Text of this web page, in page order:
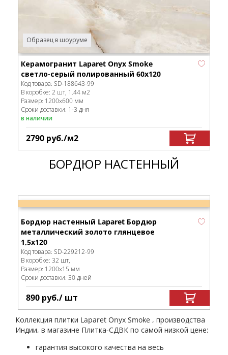
Образец в шоуруме
Керамогранит Laparet Onyx Smoke
светло-серый полированный 60x120
Код товара: SD-188643-99
В коробке: 2 шт, 1.44 м2
Размер: 1200x600 мм
Сроки доставки: 1-3 дня
в наличии
2790 руб./м2
БОРДЮР НАСТЕННЫЙ
Бордюр настенный Laparet Бордюр
металлический золото глянцевое
1,5х120
Код товара: SD-229212-99
В коробке: 32 шт,
Размер: 1200x15 мм
Сроки доставки: 30 дней
890 руб./ шт
Коллекция плитки Laparet Onyx Smoke , производства
Индии, в магазине Плитка-СДВК по самой низкой цене:
гарантия высокого качества на весь